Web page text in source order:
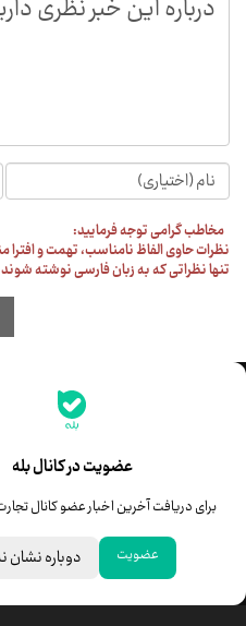
عضویت در کانال بله
برای دریافت آخرین اخبار عضو کانال
عضویت دوباره نشان
جدیدترین قیمت‌ها
خبرهای مهم